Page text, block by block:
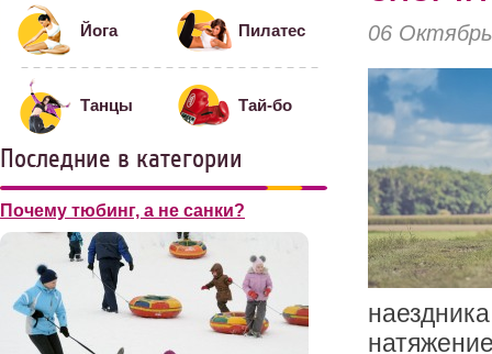
Йога Пилатес
Танцы Тай-бо
Последние в категории
Почему тюбинг, а не санки?
06